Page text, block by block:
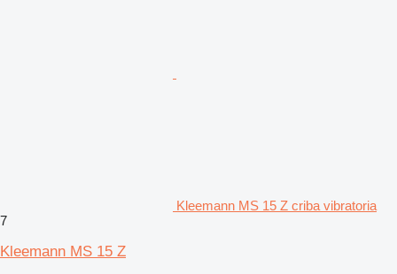
Kleemann MS 15 Z criba vibratoria
7
Kleemann MS 15 Z